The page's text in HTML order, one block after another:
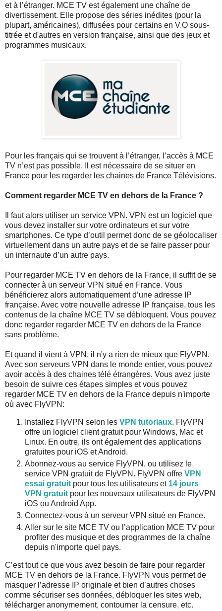
et à l’étranger. MCE TV est également une chaîne de
divertissement. Elle propose des séries inédites (pour la
plupart, américaines), diffusées pour certains en V.O sous-
titrée et d'autres en version française, ainsi que des jeux et
programmes musicaux.
Pour les français qui se trouvent à l’étranger, l’accès à MCE
TV n’est pas possible. Il est nécessaire de se situer en
France pour les regarder les chaines de France Télévisions.
Comment regarder MCE TV en dehors de la France ?
Il faut alors utiliser un service VPN. VPN est un logiciel que
vous devez installer sur votre ordinateurs et sur votre
smartphones. Ce type d’outil permet donc de se géolocaliser
virtuellement dans un autre pays et de se faire passer pour
un internaute d’un autre pays.
Pour regarder MCE TV en dehors de la France, il suffit de se
connecter à un serveur VPN situé en France. Vous
bénéficierez alors automatiquement d’une adresse IP
française. Avec votre nouvelle adresse IP française, tous les
contenus de la chaîne MCE TV se débloquent. Vous pouvez
donc regarder regarder MCE TV en dehors de la France
sans problème.
Et quand il vient à VPN, il n'y a rien de mieux que FlyVPN.
Avec son serveurs VPN dans le monde entier, vous pouvez
avoir accès à des chaines télé étrangères. Vous avez juste
besoin de suivre ces étapes simples et vous pouvez
regarder MCE TV en dehors de la France depuis n'importe
où avec FlyVPN:
Installez FlyVPN selon les VPN tutoriaux. FlyVPN
offre un logiciel client gratuit pour Windows, Mac et
Linux. En outre, ils ont également des applications
gratuites pour iOS et Android.
Abonnez-vous au service FlyVPN, ou utilisez le
service VPN gratuit de FlyVPN. FlyVPN offre VPN
essai gratuit pour tous les utilisateurs et 14 jours
VPN gratuit pour les nouveaux utilisateurs de FlyVPN
iOS ou Android App.
Connectez-vous à un serveur VPN situé en France.
Aller sur le site MCE TV ou l’application MCE TV pour
profiter des musique et des programmes de la chaîne
depuis n'importe quel pays.
C’est tout ce que vous avez besoin de faire pour regarder
MCE TV en dehors de la France. FlyVPN vous permet de
masquer l’adresse IP originale et bien d’autres choses
comme sécuriser ses données, débloquer les sites web,
télécharger anonymement, contourner la censure, etc.